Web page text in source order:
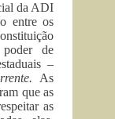
da ADI
entre os
de
–
As
que as
as